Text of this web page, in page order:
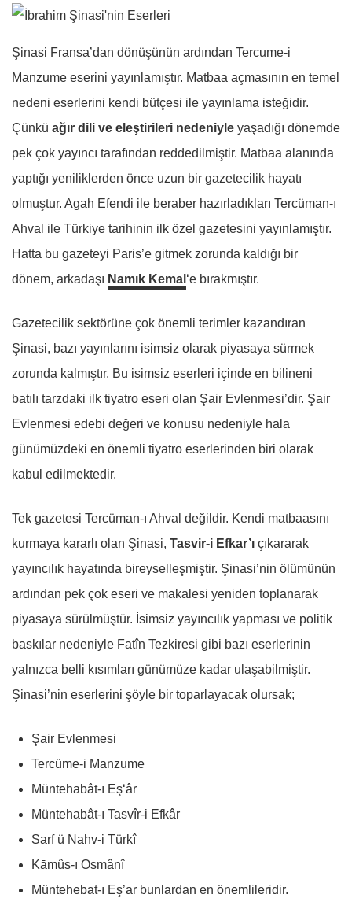
Şinasi Fransa’dan dönüşünün ardından Tercume-i
Manzume eserini yayınlamıştır. Matbaa açmasının en temel
nedeni eserlerini kendi bütçesi ile yayınlama isteğidir.
Çünkü ağır dili ve eleştirileri nedeniyle yaşadığı dönemde
pek çok yayıncı tarafından reddedilmiştir. Matbaa alanında
yaptığı yeniliklerden önce uzun bir gazetecilik hayatı
olmuştur. Agah Efendi ile beraber hazırladıkları Tercüman-ı
Ahval ile Türkiye tarihinin ilk özel gazetesini yayınlamıştır.
Hatta bu gazeteyi Paris’e gitmek zorunda kaldığı bir
dönem, arkadaşı Namık Kemal ‘e bırakmıştır.
Gazetecilik sektörüne çok önemli terimler kazandıran
Şinasi, bazı yayınlarını isimsiz olarak piyasaya sürmek
zorunda kalmıştır. Bu isimsiz eserleri içinde en bilineni
batılı tarzdaki ilk tiyatro eseri olan Şair Evlenmesi’dir. Şair
Evlenmesi edebi değeri ve konusu nedeniyle hala
günümüzdeki en önemli tiyatro eserlerinden biri olarak
kabul edilmektedir.
Tek gazetesi Tercüman-ı Ahval değildir. Kendi matbaasını
kurmaya kararlı olan Şinasi, Tasvir-i Efkar’ı çıkararak
yayıncılık hayatında bireyselleşmiştir. Şinasi’nin ölümünün
ardından pek çok eseri ve makalesi yeniden toplanarak
piyasaya sürülmüştür. İsimsiz yayıncılık yapması ve politik
baskılar nedeniyle Fatîn Tezkiresi gibi bazı eserlerinin
yalnızca belli kısımları günümüze kadar ulaşabilmiştir.
Şinasi’nin eserlerini şöyle bir toparlayacak olursak;
Şair Evlenmesi
Tercüme-i Manzume
Müntehabât-ı Eş‘âr
Müntehabât-ı Tasvîr-i Efkâr
Sarf ü Nahv-i Türkî
Kāmûs-ı Osmânî
Müntehebat-ı Eş’ar bunlardan en önemlileridir.